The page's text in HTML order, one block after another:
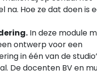
na. Hoe ze dat doen is
In deze module
ontwerp voor een
in één van de
De docenten BV en